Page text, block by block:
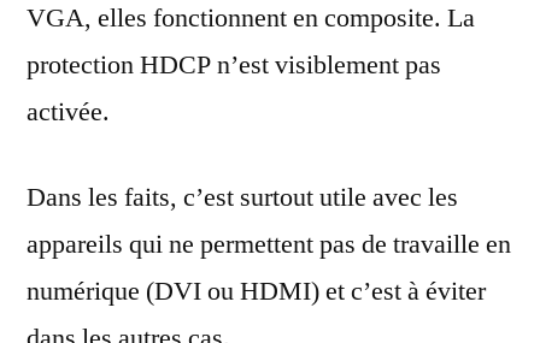
VGA, elles fonctionnent en composite. La
protection HDCP n’est visiblement pas
activée.
Dans les faits, c’est surtout utile avec les
appareils qui ne permettent pas de travaille en
numérique (DVI ou HDMI) et c’est à éviter